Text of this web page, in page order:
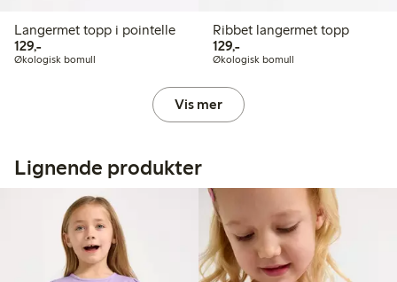
Langermet topp i pointelle
129,-129,00 kr
Økologisk bomull
Ribbet langermet topp
129,-129,00 kr
Økologisk bomull
Vis mer
Lignende produkter